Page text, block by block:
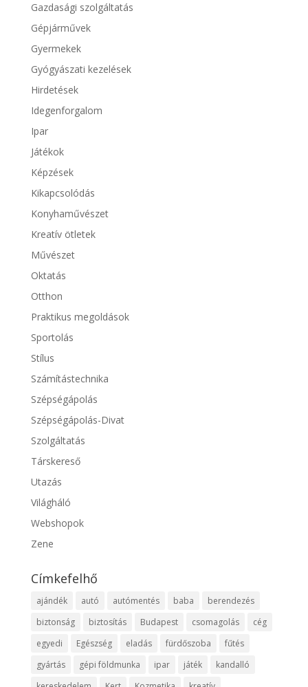
Gazdasági szolgáltatás
Gépjárművek
Gyermekek
Gyógyászati kezelések
Hirdetések
Idegenforgalom
Ipar
Játékok
Képzések
Kikapcsolódás
Konyhaművészet
Kreatív ötletek
Művészet
Oktatás
Otthon
Praktikus megoldások
Sportolás
Stílus
Számítástechnika
Szépségápolás
Szépségápolás-Divat
Szolgáltatás
Társkereső
Utazás
Világháló
Webshopok
Zene
Címkefelhő
ajándék autó autómentés baba
berendezés
biztonság
biztosítás Budapest csomagolás
cég
egyedi
Egészség eladás fürdőszoba
fűtés
gyártás
gépi földmunka ipar játék
kandalló